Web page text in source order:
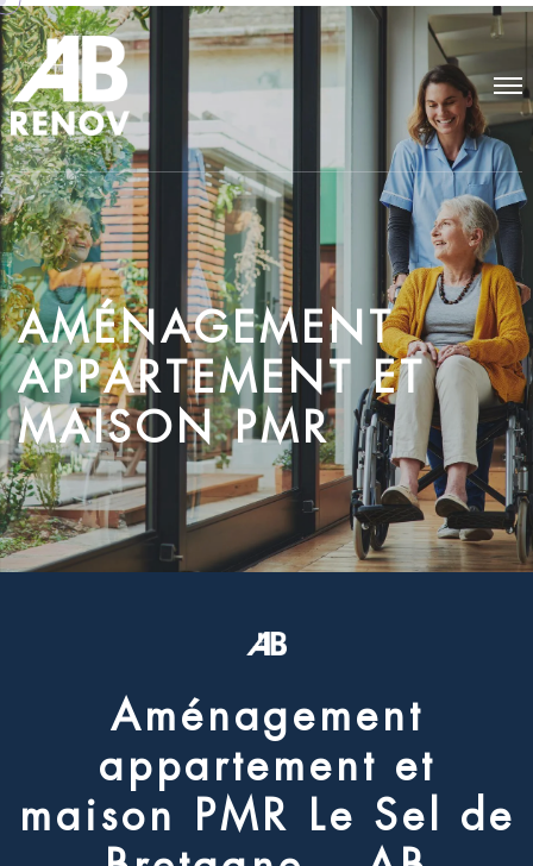
AMÉNAGEMENT
APPARTEMENT ET
MAISON PMR
Aménagement
appartement et
maison PMR Le Se d e